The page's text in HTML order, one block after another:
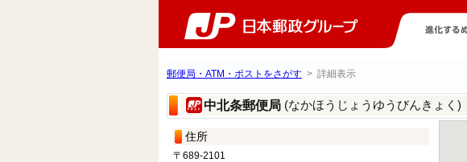
郵便局・ATM・ポストをさがす > 詳細表示
中北条郵便局 (なかほうじょうゆうびんきょく)
住所
〒689-2101